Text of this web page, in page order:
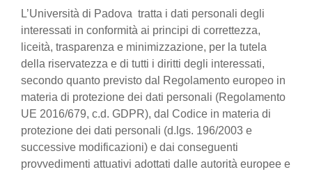
L’Università di Padova tratta i dati personali degli
interessati in conformità ai principi di correttezza,
liceità, trasparenza e minimizzazione, per la tutela
della riservatezza e di tutti i diritti degli interessati,
secondo quanto previsto dal Regolamento europeo in
materia di protezione dei dati personali (Regolamento
UE 2016/679, c.d. GDPR), dal Codice in materia di
protezione dei dati personali (d.lgs. 196/2003 e
successive modificazioni) e dai conseguenti
provvedimenti attuativi adottati dalle autorità europee e